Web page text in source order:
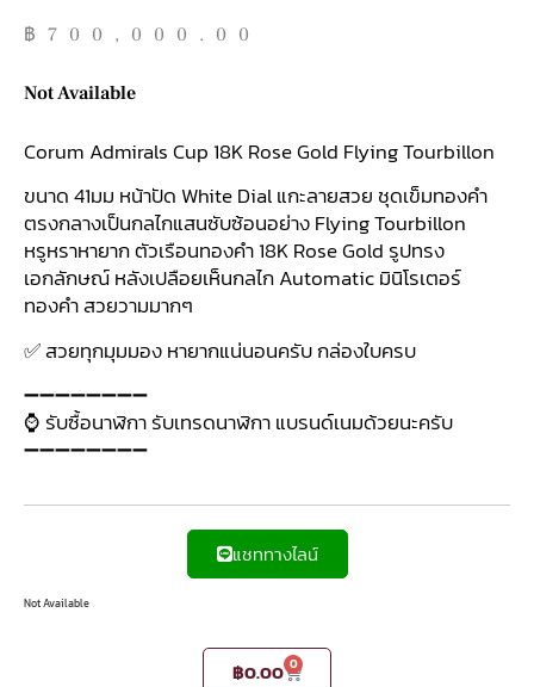
฿ 700,000.00
Not Available
Corum Admirals Cup 18K Rose Gold Flying Tourbillon
ขนาด 41มม หน้าปัด White Dial แกะลายสวย ชุดเข็มทองคำ
ตรงกลางเป็นกลไกแสนซับซ้อนอย่าง Flying Tourbillon
หรูหราหายาก ตัวเรือนทองคำ 18K Rose Gold รูปทรง
เอกลักษณ์ หลังเปลือยเห็นกลไก Automatic มินิโรเตอร์
ทองคำ สวยวามมากๆ
✅ สวยทุกมุมมอง หายากแน่นอนครับ กล่องใบครบ
➖➖➖➖➖➖➖➖
⌚ รับซื้อนาฬิกา รับเทรดนาฬิกา แบรนด์เนมด้วยนะครับ
➖➖➖➖➖➖➖➖
แชททางไลน์
Not Available
฿0.00 0